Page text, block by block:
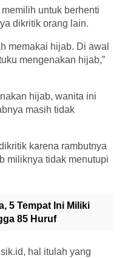
untuk berhenti
dikritik orang lain.
memakai hijab. Di awal
mengenakan hijab,”
hijab, wanita ini
masih tidak
karena rambutnya
miliknya tidak menutupi
5 Tempat Ini Miliki
85 Huruf
hal itulah yang